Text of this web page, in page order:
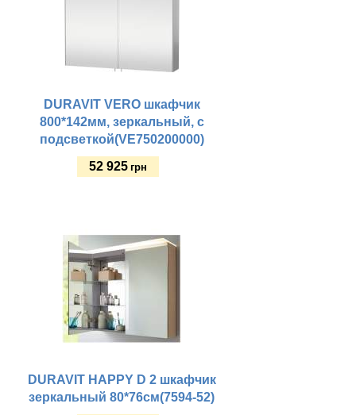
DURAVIT VERO шкафчик
800*142мм, зеркальный, с
подсветкой(VE750200000)
52 925 грн
DURAVIT HAPPY D 2 шкафчик
зеркальный 80*76см(7594-52)